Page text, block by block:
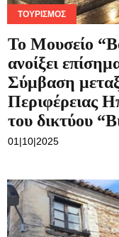
ΤΟΥΡΙΣΜΌΣ
Το Μουσείο
ανοίξει
Σύμβαση
Περιφέρειας
του δικτύου
01|10|2025